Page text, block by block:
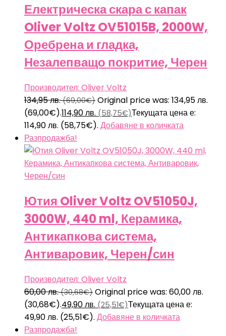
Електрическа скара с капак
Oliver Voltz OV51015B, 2000W,
Оребрена и гладка,
Незалепващо покритие, Черен
Производител: Oliver Voltz
134,95лв.(69,00€) Original price was: 134,95 лв.
(69,00€).114,90лв. (58,75€)Текущата цена е:
114,90 лв. (58,75€). Добавяне в количката
Разпродажба!
Ютия Oliver Voltz OV51050J,
3000W, 440 ml, Керамика,
Антикапкова система,
Антиваровик, Черен/син
Производител: Oliver Voltz
60,00лв.(30,68€) Original price was: 60,00 лв.
(30,68€).49,90лв. (25,51€)Текущата цена е:
49,90 лв. (25,51€). Добавяне в количката
Разпродажба!